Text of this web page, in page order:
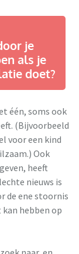
je
als je
doet?
één, soms ook
(Bijvoorbeeld
voor een kind
Ook
heeft
nieuws is
de ene stoornis
hebben op